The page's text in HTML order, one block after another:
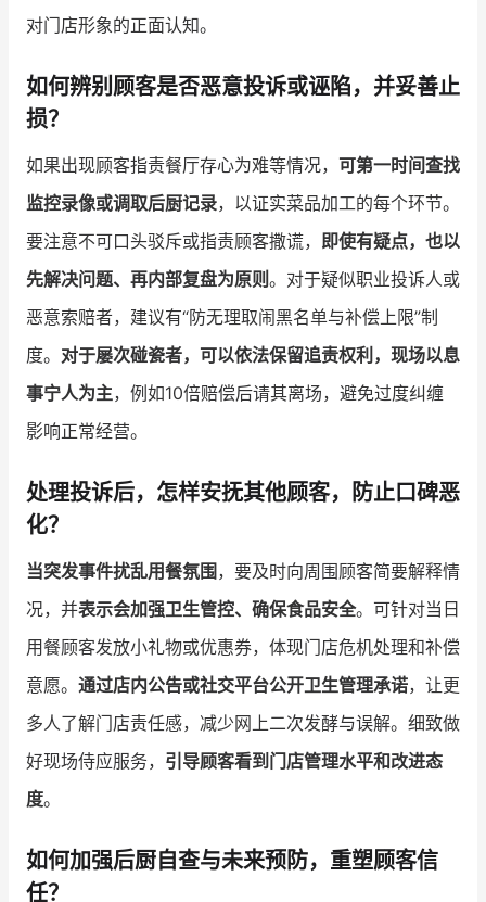
对门店形象的正面认知。
如何辨别顾客是否恶意投诉或诬陷，并妥善止
损？
如果出现顾客指责餐厅存心为难等情况， 可第一时间查找
监控录像或调取后厨记录，以证实菜品加工的每个环节。
要注意不可口头驳斥或指责顾客撒谎， 即使有疑点，也以
先解决问题、再内部复盘为原则。对于疑似职业投诉人或
恶意索赔者，建议有“防无理取闹黑名单与补偿上限”制
度。 对于屡次碰瓷者，可以依法保留追责权利，现场以息
事宁人为主，例如10倍赔偿后请其离场，避免过度纠缠
影响正常经营。
处理投诉后，怎样安抚其他顾客，防止口碑恶
化？
当突发事件扰乱用餐氛围 ，要及时向周围顾客简要解释情
况，并表示会加强卫生管控、确保食品安全。可针对当日
用餐顾客发放小礼物或优惠券，体现门店危机处理和补偿
意愿。 通过店内公告或社交平台公开卫生管理承诺，让更
多人了解门店责任感，减少网上二次发酵与误解。细致做
好现场侍应服务， 引导顾客看到门店管理水平和改进态
度。
如何加强后厨自查与未来预防，重塑顾客信
任？